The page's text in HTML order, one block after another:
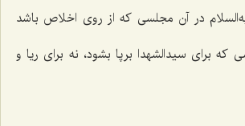
در آن مجلسی که از روی اخلاص باشد
كه برای سیدالشهدا برپا بشود، نه برای ریا و